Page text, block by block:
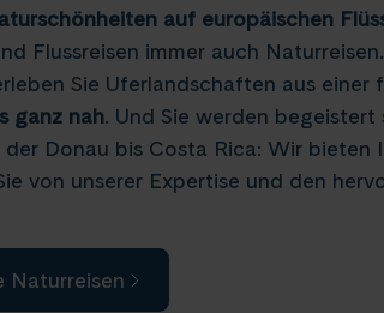
auf europäischen
Flussreisen immer auch
Sie Uferlandschaften aus einer
ganz nah. Und Sie werden
Donau bis Costa Rica: Wir bieten
von unserer Expertise und den
Naturreisen